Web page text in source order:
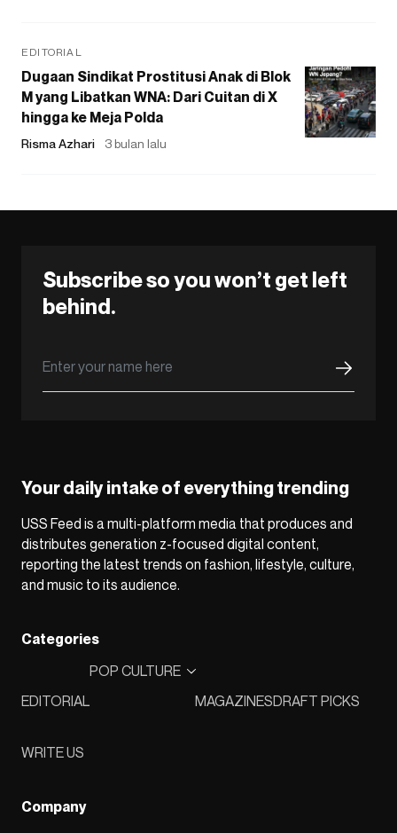
EDITORIAL
Dugaan Sindikat Prostitusi Anak di Blok
M yang Libatkan WNA: Dari Cuitan di X
hingga ke Meja Polda
Risma Azhari 3 bulan lalu
Subscribe so you won’t get left
behind.
Your daily intake of everything trending
USS Feed is a multi-platform media that produces and
distributes generation z-focused digital content,
reporting the latest trends on fashion, lifestyle, culture,
and music to its audience.
Categories
EDITORIAL
POP CULTURE
MAGAZINESDRAFT PICKS
WRITE US
Company